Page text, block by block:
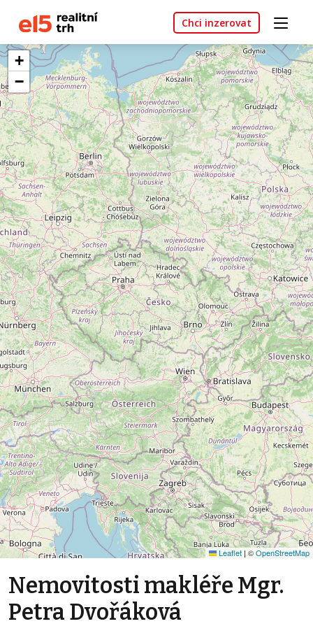
Chci inzerovat
+
−
Leaflet | ©OpenStreetMap
Nemovitosti makléře Mgr.
Petra Dvořáková